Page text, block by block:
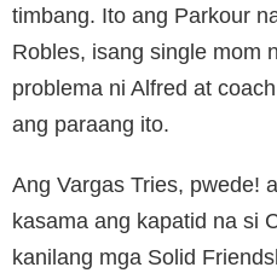
timbang. Ito ang Parkour
Robles, isang single mom
problema ni Alfred at
ang paraang ito.
Ang Vargas Tries, pwede!
kasama ang kapatid na si
kanilang mga Solid